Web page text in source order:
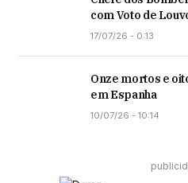
com Voto de
17/07/26 - 0:13
Onze mortos e
em Espanha
10/07/26 - 10:14